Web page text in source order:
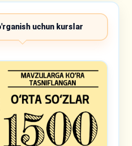
uchun kurslar